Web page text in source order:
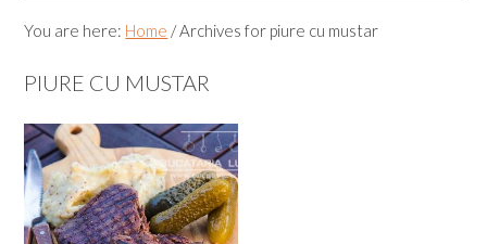
You are here: Home /Archives for piure cu mustar
PIURE CU MUSTAR